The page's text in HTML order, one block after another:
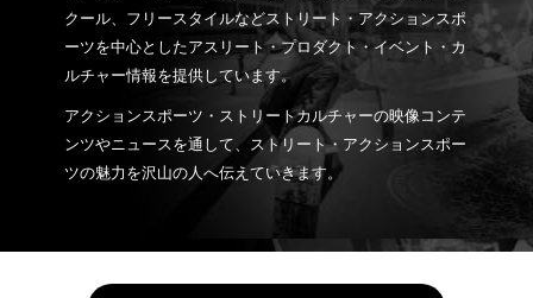
クール、フリースタイルなどストリート・アクションスポ
ーツを中心としたアスリート・プロダクト・イベント・カ
ルチャー情報を提供しています。
アクションスポーツ・ストリートカルチャーの映像コンテ
ンツやニュースを通して、ストリート・アクションスポー
ツの魅力を沢山の人へ伝えていきます。